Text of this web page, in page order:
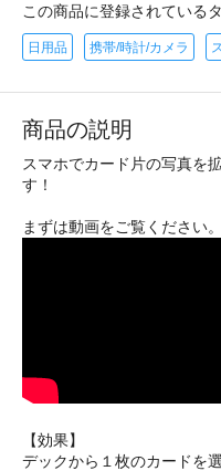
この商品に登録されている
日用品 携帯/時計/カメラ
商品の説明
スマホでカード片の写真を
す！
まずは動画をご覧ください。
【効果】
デックから１枚のカードを